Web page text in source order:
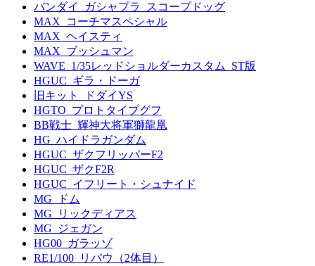
バンダイ_ガシャプラ_スコープドッグ
MAX_コーチマスペシャル
MAX_ヘイスティ
MAX_ブッシュマン
WAVE_1/35レッドショルダーカスタム_ST版
HGUC_ギラ・ドーガ
旧キット_ドダイYS
HGTO_プロトタイプグフ
BB戦士_輝神大将軍獅龍凰
HG_ハイドラガンダム
HGUC_ザクフリッパーF2
HGUC_ザクF2R
HGUC_イフリート・シュナイド
MG_ドム
MG_リックディアス
MG_ジェガン
HG00_ガラッゾ
RE1/100_リバウ（2体目）